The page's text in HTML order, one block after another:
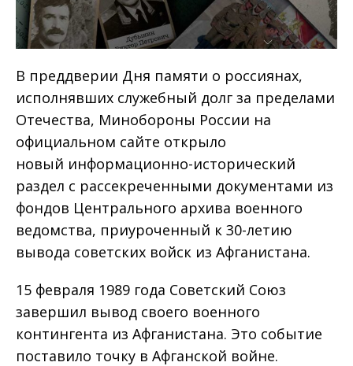
В преддверии Дня памяти о россиянах,
исполнявших служебный долг за пределами
Отечества, Минобороны России на
официальном сайте открыло
новый информационно-исторический
раздел с рассекреченными документами из
фондов Центрального архива военного
ведомства, приуроченный к 30-летию
вывода советских войск из Афганистана.
15 февраля 1989 года Советский Союз
завершил вывод своего военного
контингента из Афганистана. Это событие
поставило точку в Афганской войне.